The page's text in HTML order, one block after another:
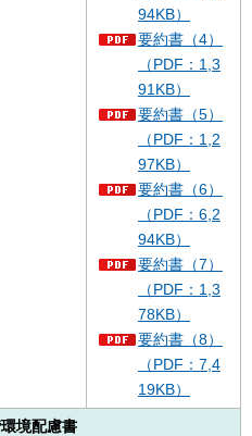
94KB）
要約書（4）
（PDF：1,3
91KB）
要約書（5）
（PDF：1,2
97KB）
要約書（6）
（PDF：6,2
94KB）
要約書（7）
（PDF：1,3
78KB）
要約書（8）
（PDF：7,4
19KB）
境配慮書